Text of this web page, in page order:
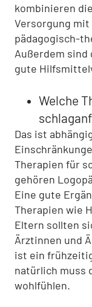
kombinieren
Versorgung mit
pädagogisch-
Außerdem sind
gute
Welche
Das ist
Therapien für
gehören
Eine gute
Therapien wie
Eltern sollten
Ärztinnen und
ist ein
natürlich muss
wohlfühlen.